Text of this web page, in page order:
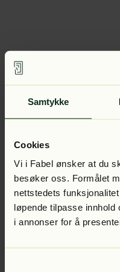
Samtykke
Cookies
Vi i Fabel ønsker at du
besøker oss. Formålet
nettstedets
løpende tilpasse innhold
i annonser for å